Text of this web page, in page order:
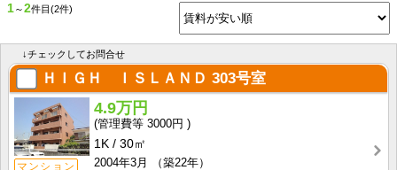
1～2件目 (2件)
↓チェックしてお問合せ
ＨＩＧＨ ＩＳＬＡＮＤ 303号室
マンション
4.9万円
3000円
1K
30㎡
2004年3月
（築22年）